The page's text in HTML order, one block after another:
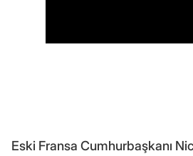
Eski Fransa Cumhurbaşkanı